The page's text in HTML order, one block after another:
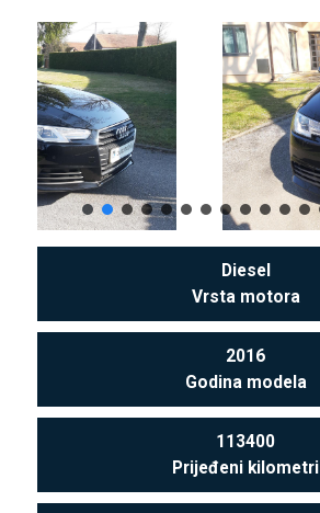
Diesel
Vrsta motora
2016
Godina modela
113400
Prijeđeni kilometri